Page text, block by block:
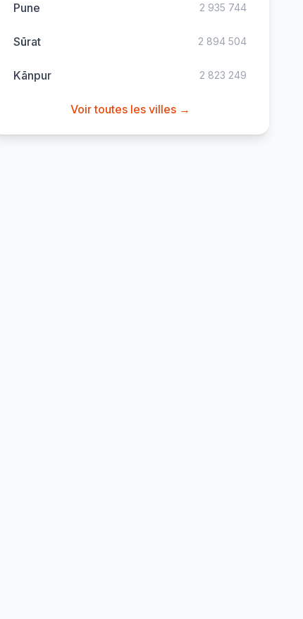
Pune 2 935 744
Sūrat 2 894 504
Kānpur 2 823 249
Voir toutes les villes →